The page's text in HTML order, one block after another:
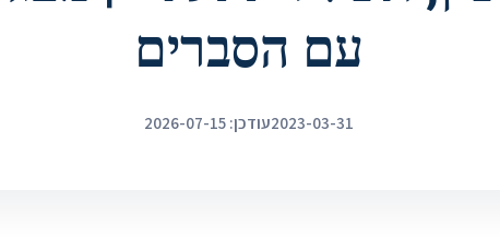
עם הסברים
2023-03-31עודכן: 2026-07-15